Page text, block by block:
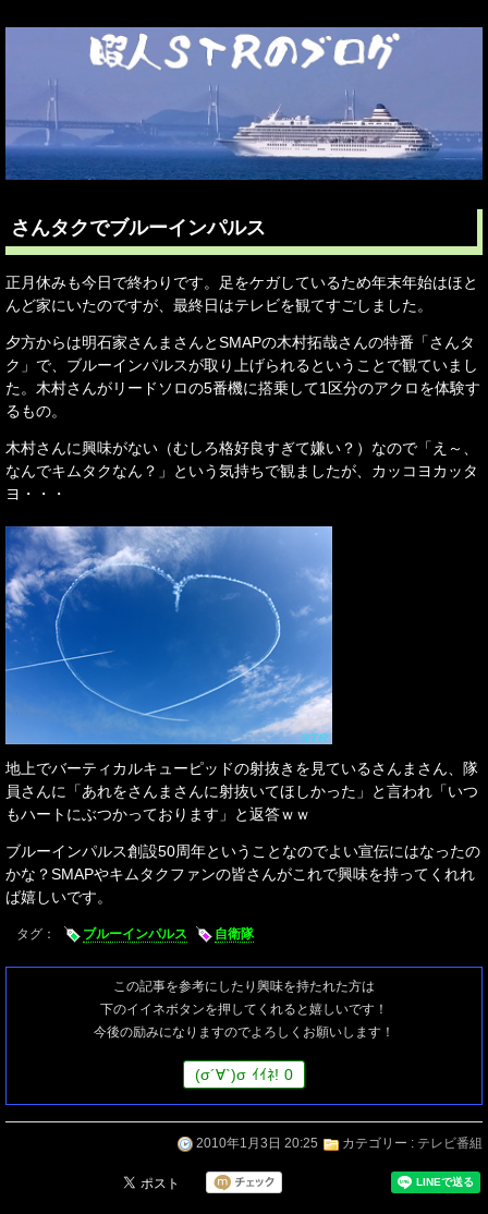
さんタクでブルーインパルス
正月休みも今日で終わりです。足をケガしているため年末年始はほと
んど家にいたのですが、最終日はテレビを観てすごしました。
夕方からは明石家さんまさんとSMAPの木村拓哉さんの特番「さんタ
ク」で、ブルーインパルスが取り上げられるということで観ていまし
た。木村さんがリードソロの5番機に搭乗して1区分のアクロを体験す
るもの。
木村さんに興味がない（むしろ格好良すぎて嫌い？）なので「え～、
なんでキムタクなん？」という気持ちで観ましたが、カッコヨカッタ
ヨ・・・
地上でバーティカルキューピッドの射抜きを見ているさんまさん、隊
員さんに「あれをさんまさんに射抜いてほしかった」と言われ「いつ
もハートにぶつかっております」と返答ｗｗ
ブルーインパルス創設50周年ということなのでよい宣伝にはなったの
かな？SMAPやキムタクファンの皆さんがこれで興味を持ってくれれ
ば嬉しいです。
タグ： ブルーインパルス 自衛隊
この記事を参考にしたり興味を持たれた方は
下のイイネボタンを押してくれると嬉しいです！
今後の励みになりますのでよろしくお願いします！
(σ´∀`)σ ｲｲﾈ! 0
2010年1月3日 20:25 カテゴリー : テレビ番組